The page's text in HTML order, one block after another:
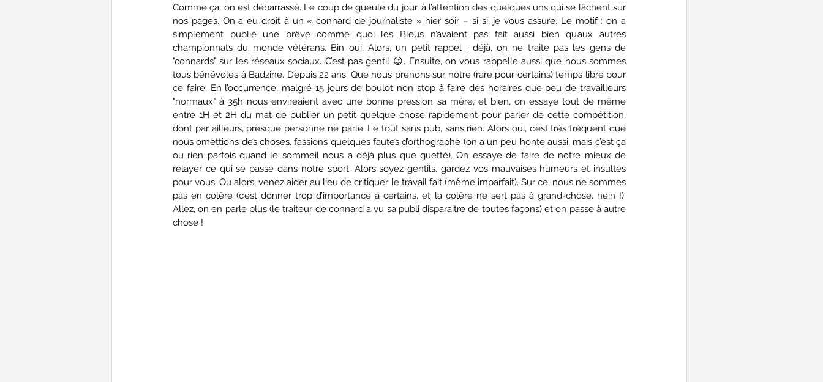
Comme ça, on est débarrassé. Le coup de gueule du jour, à l’attention des quelques uns qui se lâchent sur
nos pages. On a eu droit à un « connard de journaliste » hier soir – si si, je vous assure. Le motif : on a
simplement publié une brêve comme quoi les Bleus n’avaient pas fait aussi bien qu’aux autres
championnats du monde vétérans. Bin oui. Alors, un petit rappel : déjà, on ne traite pas les gens de
"connards" sur les réseaux sociaux. C’est pas gentil 😊. Ensuite, on vous rappelle aussi que nous sommes
tous bénévoles à Badzine. Depuis 22 ans. Que nous prenons sur notre (rare pour certains) temps libre pour
ce faire. En l’occurrence, malgré 15 jours de boulot non stop à faire des horaires que peu de travailleurs
"normaux" à 35h nous envireaient avec une bonne pression sa mère, et bien, on essaye tout de même
entre 1H et 2H du mat de publier un petit quelque chose rapidement pour parler de cette compétition,
dont par ailleurs, presque personne ne parle. Le tout sans pub, sans rien. Alors oui, c’est très fréquent que
nous omettions des choses, fassions quelques fautes d’orthographe (on a un peu honte aussi, mais c’est ça
ou rien parfois quand le sommeil nous a déjà plus que guetté). On essaye de faire de notre mieux de
relayer ce qui se passe dans notre sport. Alors soyez gentils, gardez vos mauvaises humeurs et insultes
pour vous. Ou alors, venez aider au lieu de critiquer le travail fait (même imparfait). Sur ce, nous ne sommes
pas en colère (c’est donner trop d’importance à certains, et la colère ne sert pas à grand-chose, hein !).
Allez, on en parle plus (le traiteur de connard a vu sa publi disparaitre de toutes façons) et on passe à autre
chose !